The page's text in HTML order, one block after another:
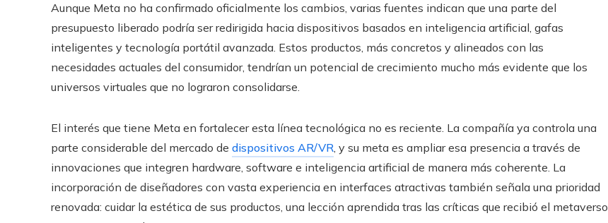
Aunque Meta no ha confirmado oficialmente los cambios, varias fuentes indican que una parte del
presupuesto liberado podría ser redirigida hacia dispositivos basados en inteligencia artificial, gafas
inteligentes y tecnología portátil avanzada. Estos productos, más concretos y alineados con las
necesidades actuales del consumidor, tendrían un potencial de crecimiento mucho más evidente que los
universos virtuales que no lograron consolidarse.
El interés que tiene Meta en fortalecer esta línea tecnológica no es reciente. La compañía ya controla una
parte considerable del mercado de dispositivos AR/VR, y su meta es ampliar esa presencia a través de
innovaciones que integren hardware, software e inteligencia artificial de manera más coherente. La
incorporación de diseñadores con vasta experiencia en interfaces atractivas también señala una prioridad
renovada: cuidar la estética de sus productos, una lección aprendida tras las críticas que recibió el metaverso